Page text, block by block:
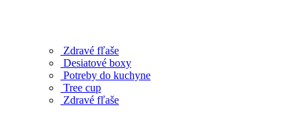
Zdravé fľaše
Desiatové boxy
Potreby do kuchyne
Tree cup
Zdravé fľaše